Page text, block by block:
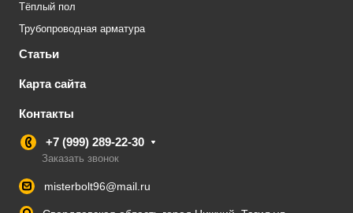
Тёплый пол
Трубопроводная арматура
Статьи
Карта сайта
Контакты
+7 (999) 289-22-30
Заказать звонок
misterbolt96@mail.ru